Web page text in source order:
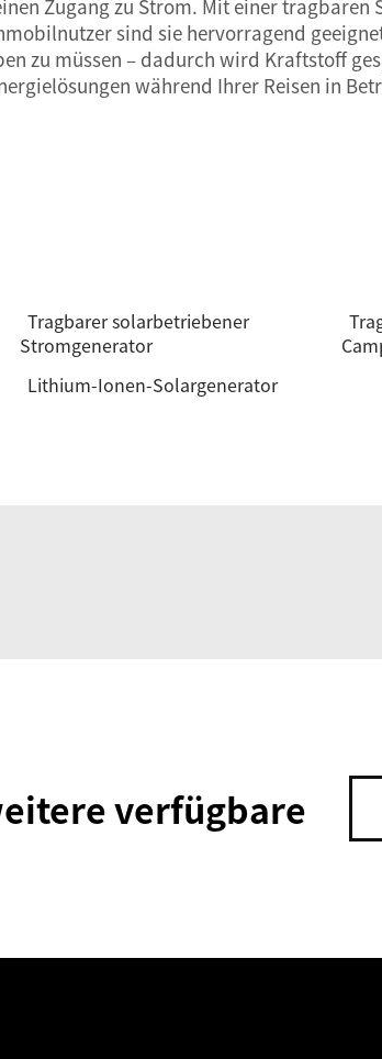
Zugang zu Strom. Mit einer
sind sie hervorragend
zu müssen – dadurch wird Kraftstoff
während Ihrer Reisen in
Tragbarer solarbetriebener
Stromgenerator
Lithium-Ionen-Solargenerator
verfügbare